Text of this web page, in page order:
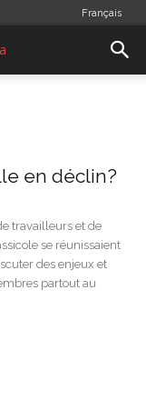
Français
en déclin?
travailleurs et de
se réunissaient
des enjeux et
partout au